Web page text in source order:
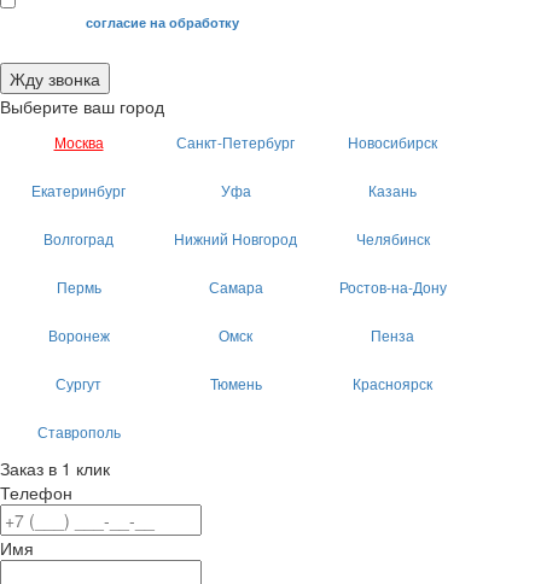
Я даю своесогласие на обработку
Жду звонка
Выберите ваш город
Москва Санкт-Петербург Новосибирск
Екатеринбург Уфа Казань
Волгоград Нижний Новгород Челябинск
Пермь Самара Ростов-на-Дону
Воронеж Омск Пенза
Сургут Тюмень Красноярск
Ставрополь
Заказ в 1 клик
Телефон
Имя